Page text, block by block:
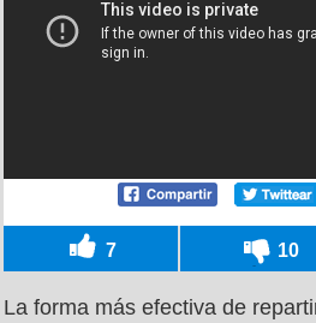
7 10
La forma más efectiva de